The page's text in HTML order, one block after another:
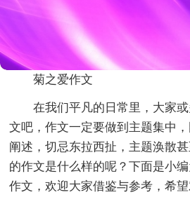
菊之爱作文
在我们平凡的日常里，大家
文吧，作文一定要做到主题集中
阐述，切忌东拉西扯，主题涣散
的作文是什么样的呢？下面是小
作文，欢迎大家借鉴与参考，希望